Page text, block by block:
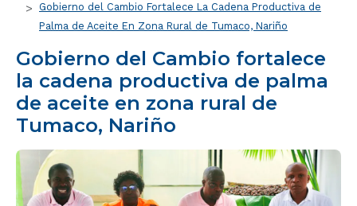
Gobierno del Cambio Fortalece La Cadena Productiva de
Palma de Aceite En Zona Rural de Tumaco, Nariño
Gobierno del Cambio fortalece
la cadena productiva de palma
de aceite en zona rural de
Tumaco, Nariño